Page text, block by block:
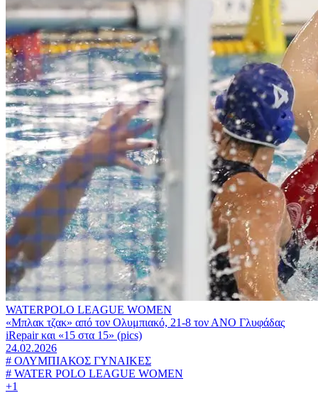
WATERPOLO LEAGUE WOMEN
«Μπλακ τζακ» από τον Ολυμπιακό, 21-8 τον ΑΝΟ Γλυφάδας
iRepair και «15 στα 15» (pics)
24.02.2026
# ΟΛΥΜΠΙΑΚΟΣ ΓΥΝΑΙΚΕΣ
# WATER POLO LEAGUE WOMEN
+1